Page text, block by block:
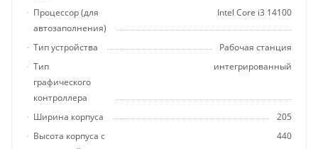
Процессор (для
автозаполнения)
Intel Core i3 14100
Тип устройства
Рабочая станция
Тип
графического
контроллера
интегрированный
Ширина корпуса
205
Высота корпуса с
440